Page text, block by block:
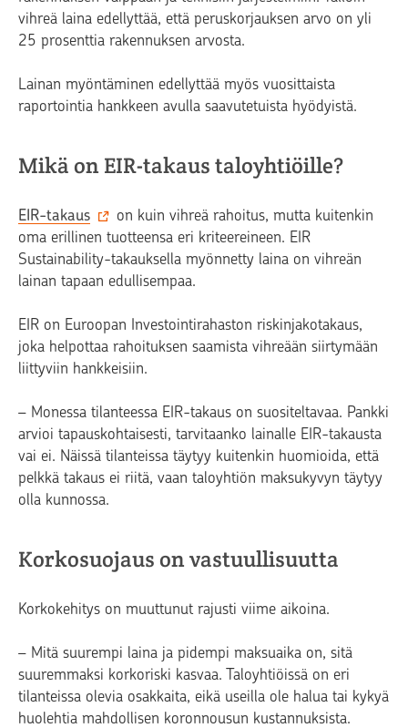
vihreä laina edellyttää, että peruskorjauksen arvo on yli
25 prosenttia rakennuksen arvosta.
Lainan myöntäminen edellyttää myös vuosittaista
raportointia hankkeen avulla saavutetuista hyödyistä.
Mikä on EIR-takaus taloyhtiöille?
EIR-takaus
on kuin vihreä rahoitus, mutta kuitenkin
oma erillinen tuotteensa eri kriteereineen. EIR
Sustainability-takauksella myönnetty laina on vihreän
lainan tapaan edullisempaa.
EIR on Euroopan Investointirahaston riskinjakotakaus,
joka helpottaa rahoituksen saamista vihreään siirtymään
liittyviin hankkeisiin.
– Monessa tilanteessa EIR-takaus on suositeltavaa. Pankki
arvioi tapauskohtaisesti, tarvitaanko lainalle EIR-takausta
vai ei. Näissä tilanteissa täytyy kuitenkin huomioida, että
pelkkä takaus ei riitä, vaan taloyhtiön maksukyvyn täytyy
olla kunnossa.
Korkosuojaus on vastuullisuutta
Korkokehitys on muuttunut rajusti viime aikoina.
– Mitä suurempi laina ja pidempi maksuaika on, sitä
suuremmaksi korkoriski kasvaa. Taloyhtiöissä on eri
tilanteissa olevia osakkaita, eikä useilla ole halua tai kykyä
huolehtia mahdollisen koronnousun kustannuksista.